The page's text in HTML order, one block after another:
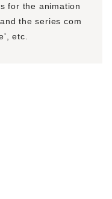
for the animation
the series com
etc.